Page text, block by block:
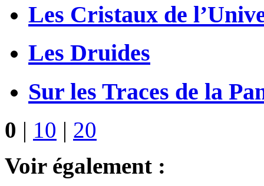
Les Cristaux de
Les Druides
Sur les Traces de la
0 | 10 | 20
Voir également :